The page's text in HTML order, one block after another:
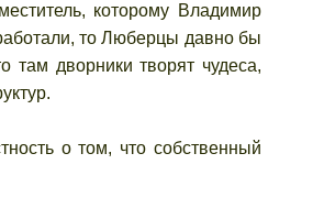
которому Владимир
то Люберцы давно бы
там дворники творят чудеса,
о том, что собственный